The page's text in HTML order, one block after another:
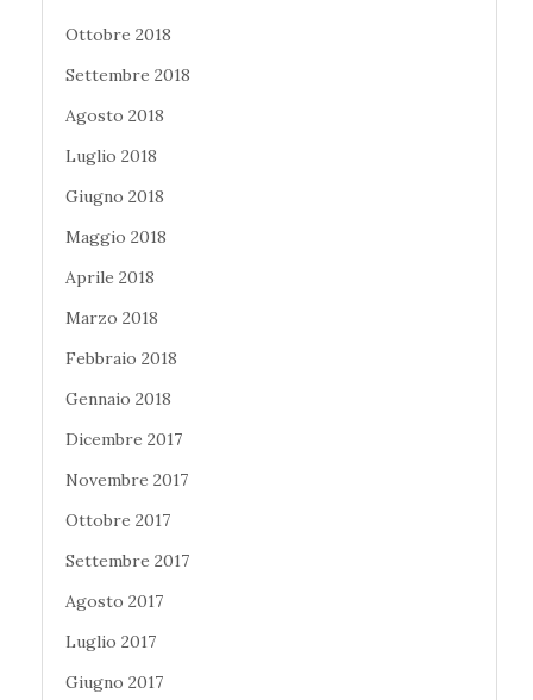
Ottobre 2018
Settembre 2018
Agosto 2018
Luglio 2018
Giugno 2018
Maggio 2018
Aprile 2018
Marzo 2018
Febbraio 2018
Gennaio 2018
Dicembre 2017
Novembre 2017
Ottobre 2017
Settembre 2017
Agosto 2017
Luglio 2017
Giugno 2017